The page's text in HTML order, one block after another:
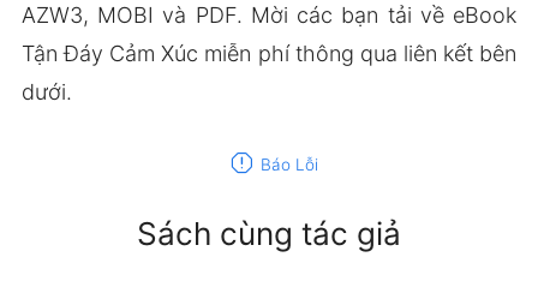
AZW3, MOBI và PDF. Mời các bạn tải về eBook
Tận Đáy Cảm Xúc miễn phí thông qua liên kết bên
dưới.
report Báo Lỗi
Sách cùng tác giả